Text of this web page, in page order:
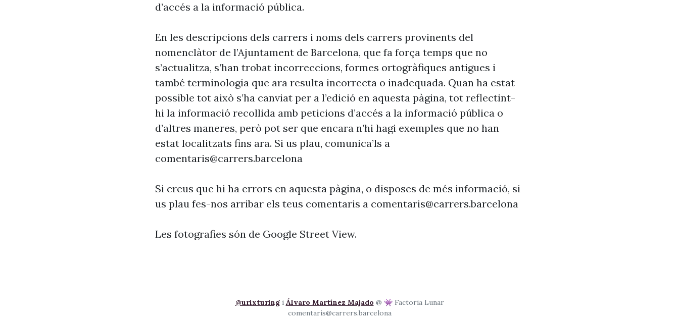
d’accés a la informació pública.
En les descripcions dels carrers i noms dels carrers provinents del
nomenclàtor de l’Ajuntament de Barcelona, que fa força temps que no
s’actualitza, s’han trobat incorreccions, formes ortogràfiques antigues i
també terminologia que ara resulta incorrecta o inadequada. Quan ha estat
possible tot això s’ha canviat per a l’edició en aquesta pàgina, tot reflectint-
hi la informació recollida amb peticions d’accés a la informació pública o
d’altres maneres, però pot ser que encara n’hi hagi exemples que no han
estat localitzats fins ara. Si us plau, comunica’ls a
comentaris@carrers.barcelona
Si creus que hi ha errors en aquesta pàgina, o disposes de més informació, si
us plau fes-nos arribar els teus comentaris a comentaris@carrers.barcelona
Les fotografies són de Google Street View.
@urixturingi Álvaro Martínez Majado @ 👾 Factoria Lunar
comentaris@carrers.barcelona